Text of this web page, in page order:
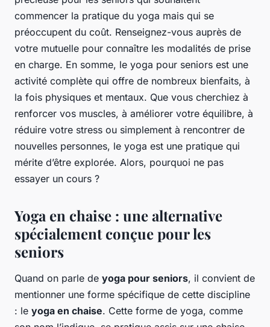
commencer la pratique du yoga mais qui se
préoccupent du coût. Renseignez-vous auprès de
votre mutuelle pour connaître les modalités de prise
en charge. En somme, le yoga pour seniors est une
activité complète qui offre de nombreux bienfaits, à
la fois physiques et mentaux. Que vous cherchiez à
renforcer vos muscles, à améliorer votre équilibre, à
réduire votre stress ou simplement à rencontrer de
nouvelles personnes, le yoga est une pratique qui
mérite d’être explorée. Alors, pourquoi ne pas
essayer un cours ?
Yoga en chaise : une alternative
spécialement conçue pour les
seniors
Quand on parle de yoga pour seniors, il convient de
mentionner une forme spécifique de cette discipline
: le yoga en chaise. Cette forme de yoga, comme